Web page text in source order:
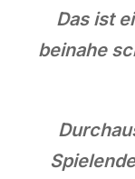
Das ist
beinahe